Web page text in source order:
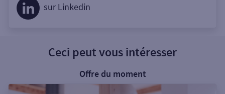
sur Linkedin
Ceci peut vous intéresser
Offre du moment